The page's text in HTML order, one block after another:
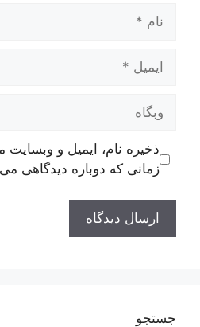
ایمیل
وبگاه
ذخیره نام، ایمیل و وبسایت
زمانی که دوباره دیدگاهی
جستجو